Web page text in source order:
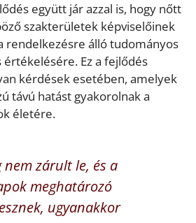
együtt jár azzal is, hogy nőtt
szakterületek képviselőinek
rendelkezésre álló tudományos
Ez a fejlődés
kérdések esetében, amelyek
távú hatást gyakorolnak a
életére.
nem zárult le, és a
meghatározó
ugyanakkor